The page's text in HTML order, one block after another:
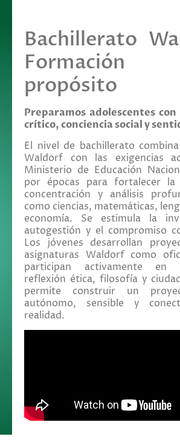
Bachillerato
propósito
Preparamos adolescentes
crítico, conciencia social y
El nivel de bachillerato
Waldorf con las exigencias
Ministerio de Educación
por épocas para fortalecer la
concentración y análisis
como ciencias, matemáticas,
economía. Se estimula la
autogestión y el compromiso
Los jóvenes desarrollan
asignaturas Waldorf como
participan activamente en
reflexión ética, filosofía y
permite construir un
autónomo, sensible y
realidad.